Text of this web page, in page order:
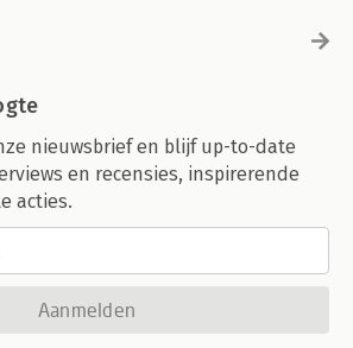
nieuwsbrief en blijf up-to-date
en recensies, inspirerende
acties.
Aanmelden